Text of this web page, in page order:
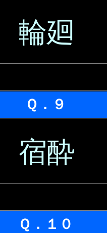
輪廻
Ｑ．９
宿酔
Ｑ．１０